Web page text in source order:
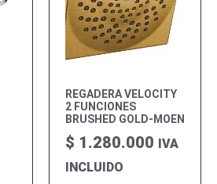
REGADERA VELOCITY
2 FUNCIONES
BRUSHED GOLD-MOEN
$ 1.280.000 IVA
INCLUIDO